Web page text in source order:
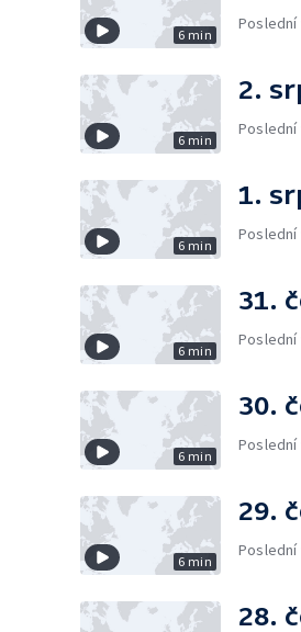
6 min
6 min
2.
6 min
1.
6 min
31.
6 min
30.
6 min
29.
28.